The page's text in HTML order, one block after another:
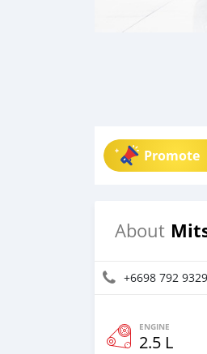
Promote
About
+6698 792 9329
ENGINE
2.5 L